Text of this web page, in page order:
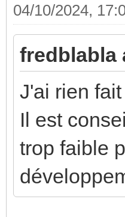
04/10/2024,
fredblabla
J'ai rien
Il est
trop faible